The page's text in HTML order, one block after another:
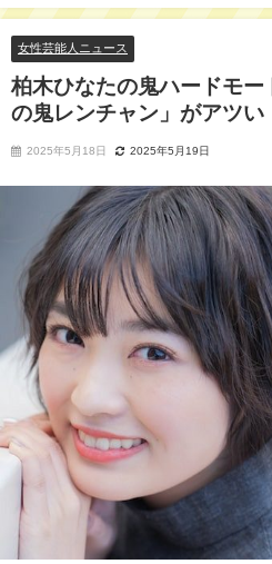
に！？「千鳥の鬼レンチャン」がアツい！
女性芸能人ニュース
柏木ひなたの鬼ハードモー
の鬼レンチャン」がアツい
2025年5月18日 2025年5月19日